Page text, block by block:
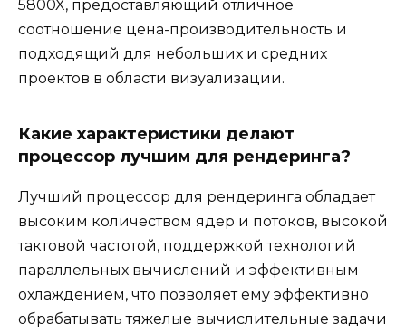
5800X, предоставляющий отличное
соотношение цена-производительность и
подходящий для небольших и средних
проектов в области визуализации.
Какие характеристики делают
процессор лучшим для рендеринга?
Лучший процессор для рендеринга обладает
высоким количеством ядер и потоков, высокой
тактовой частотой, поддержкой технологий
параллельных вычислений и эффективным
охлаждением, что позволяет ему эффективно
обрабатывать тяжелые вычислительные задачи